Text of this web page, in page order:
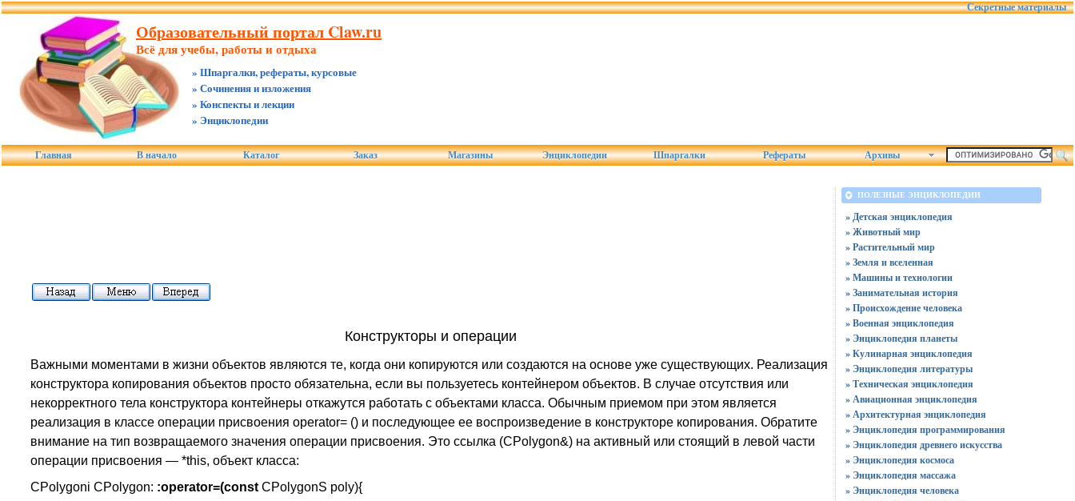
Секретные материалы
Образовательный портал Claw.ru
Всё для учебы, работы и отдыха
» Шпаргалки, рефераты, курсовые
» Сочинения и изложения
» Конспекты и лекции
» Энциклопедии
Главная В начало Каталог Заказ Магазины Энциклопедии Шпаргалки Рефераты Архивы
Конструкторы и операции
Важными моментами в жизни объектов являются те, когда они копируются или создаются на основе уже существующих. Реализация
конструктора копирования объектов просто обязательна, если вы пользуетесь контейнером объектов. В случае отсутствия или
некорректного тела конструктора контейнеры откажутся работать с объектами класса. Обычным приемом при этом является
реализация в классе операции присвоения operator= () и последующее ее воспроизведение в конструкторе копирования. Обратите
внимание на тип возвращаемого значения операции присвоения. Это ссылка (CPolygon&) на активный или стоящий в левой части
операции присвоения — *this, объект класса:
CPolygoni CPolygon: :operator=(const CPolygonS poly){
ПОЛЕЗНЫЕ ЭНЦИКЛОПЕДИИ
» Детская энциклопедия
» Животный мир
» Растительный мир
» Земля и вселенная
» Машины и технологии
» Занимательная история
» Происхождение человека
» Военная энциклопедия
» Энциклопедия планеты
» Кулинарная энциклопедия
» Энциклопедия литературы
» Техническая энциклопедия
» Авиационная энциклопедия
» Архитектурная энциклопедия
» Энциклопедия программирования
» Энциклопедия древнего искусства
» Энциклопедия космоса
» Энциклопедия массажа
» Энциклопедия человека